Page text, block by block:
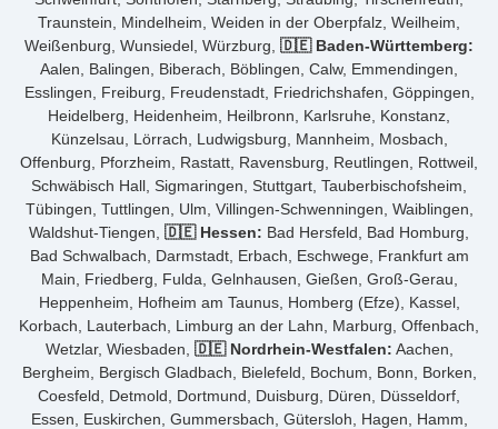
Traunstein, Mindelheim, Weiden in der Oberpfalz, Weilheim,
Weißenburg, Wunsiedel, Würzburg, 🇩🇪 Baden-Württemberg:
Aalen, Balingen, Biberach, Böblingen, Calw, Emmendingen,
Esslingen, Freiburg, Freudenstadt, Friedrichshafen, Göppingen,
Heidelberg, Heidenheim, Heilbronn, Karlsruhe, Konstanz,
Künzelsau, Lörrach, Ludwigsburg, Mannheim, Mosbach,
Offenburg, Pforzheim, Rastatt, Ravensburg, Reutlingen, Rottweil,
Schwäbisch Hall, Sigmaringen, Stuttgart, Tauberbischofsheim,
Tübingen, Tuttlingen, Ulm, Villingen-Schwenningen, Waiblingen,
Waldshut-Tiengen, 🇩🇪 Hessen: Bad Hersfeld, Bad Homburg,
Bad Schwalbach, Darmstadt, Erbach, Eschwege, Frankfurt am
Main, Friedberg, Fulda, Gelnhausen, Gießen, Groß-Gerau,
Heppenheim, Hofheim am Taunus, Homberg (Efze), Kassel,
Korbach, Lauterbach, Limburg an der Lahn, Marburg, Offenbach,
Wetzlar, Wiesbaden, 🇩🇪 Nordrhein-Westfalen: Aachen,
Bergheim, Bergisch Gladbach, Bielefeld, Bochum, Bonn, Borken,
Coesfeld, Detmold, Dortmund, Duisburg, Düren, Düsseldorf,
Essen, Euskirchen, Gummersbach, Gütersloh, Hagen, Hamm,